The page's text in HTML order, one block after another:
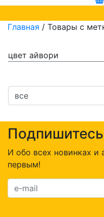
Главная / Товары с
цвет айвори
И обо всех новинках и
первым!